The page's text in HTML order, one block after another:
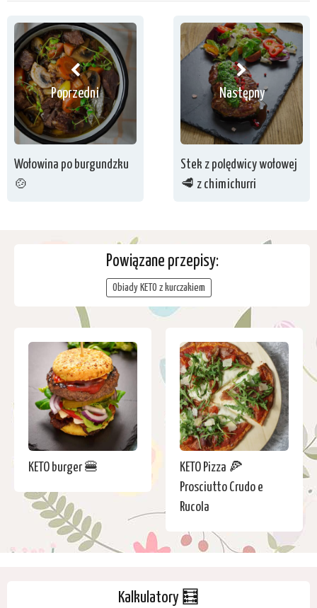
Poprzedni
Wołowina po burgundzku
🍲
Następny
Stek z polędwicy wołowej
🥩 z chimichurri
Powiązane przepisy:
Obiady KETO z kurczakiem
KETO burger 🍔
KETO Pizza 🍕
Prosciutto Crudo e
Rucola
Kalkulatory 🧮